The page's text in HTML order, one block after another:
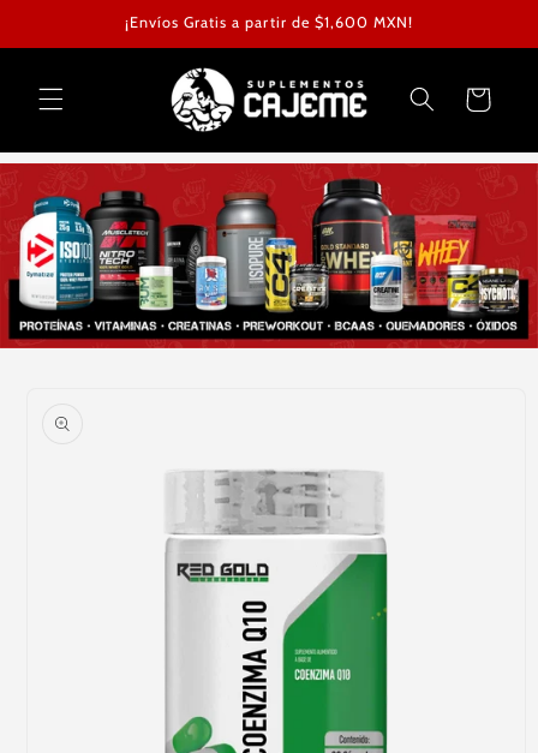
directamente
al contenido
¡Envíos Gratis a partir de $1,600 MXN!
Carrito
información